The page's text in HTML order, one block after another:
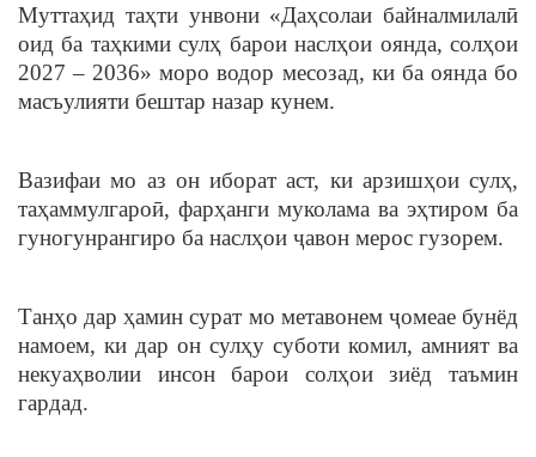
Муттаҳид таҳти унвони «Даҳсолаи байналмилалӣ
оид ба таҳкими сулҳ барои наслҳои оянда, солҳои
2027 – 2036» моро водор месозад, ки ба оянда бо
масъулияти бештар назар кунем.
Вазифаи мо аз он иборат аст, ки арзишҳои сулҳ,
таҳаммулгароӣ, фарҳанги муколама ва эҳтиром ба
гуногунрангиро ба наслҳои ҷавон мерос гузорем.
Танҳо дар ҳамин сурат мо метавонем ҷомеае бунёд
намоем, ки дар он сулҳу суботи комил, амният ва
некуаҳволии инсон барои солҳои зиёд таъмин
гардад.